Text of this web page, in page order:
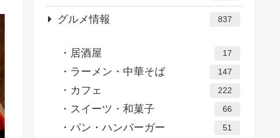
グルメ情報 837
居酒屋 17
ラーメン・中華そば 147
カフェ 222
スイーツ・和菓子 66
パン・ハンバーガー 51